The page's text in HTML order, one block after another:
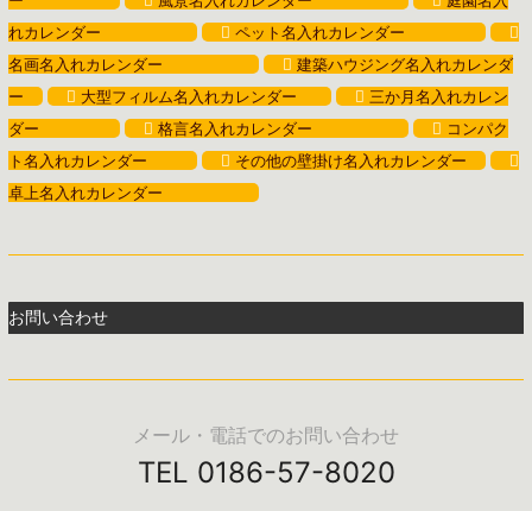
れカレンダー
ペット名入れカレンダー
名画名入れカレンダー
建築ハウジング名入れカレンダ
ー
大型フィルム名入れカレンダー
三か月名入れカレン
ダー
格言名入れカレンダー
コンパク
ト名入れカレンダー
その他の壁掛け名入れカレンダー
卓上名入れカレンダー
お問い合わせ
メール・電話でのお問い合わせ
TEL 0186-57-8020